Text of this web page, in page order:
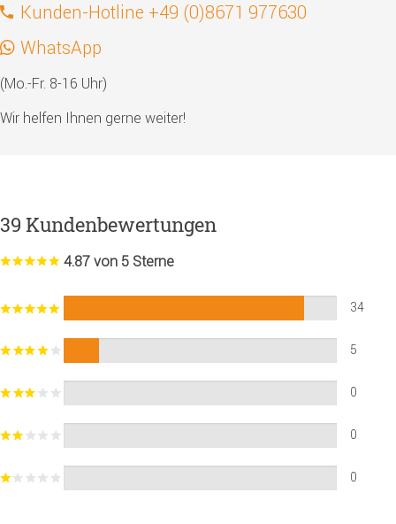
Kunden-Hotline +49 (0)8671 977630
WhatsApp
(Mo.-Fr. 8-16 Uhr)
Wir helfen Ihnen gerne weiter!
39 Kundenbewertungen
4.87 von 5 Sterne
34
5
0
0
0